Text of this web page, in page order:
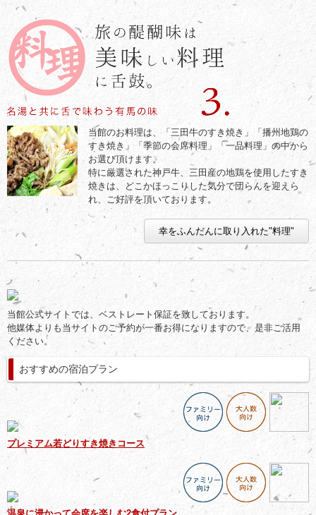
当館のお料理は、「三田牛のすき焼き」「播州地鶏の
すき焼き」「季節の会席料理」「一品料理」の中から
お選び頂けます。
特に厳選された神戸牛、三田産の地鶏を使用したすき
焼きは、どこかほっこりした気分で団らんを迎えら
れ、ご好評を頂いております。
幸をふんだんに取り入れた"料理"
当館公式サイトでは、ベストレート保証を致しております。
他媒体よりも当サイトのご予約が一番お得になりますので、是非ご活用
ください。
おすすめの宿泊プラン
プレミアム若どりすき焼きコース